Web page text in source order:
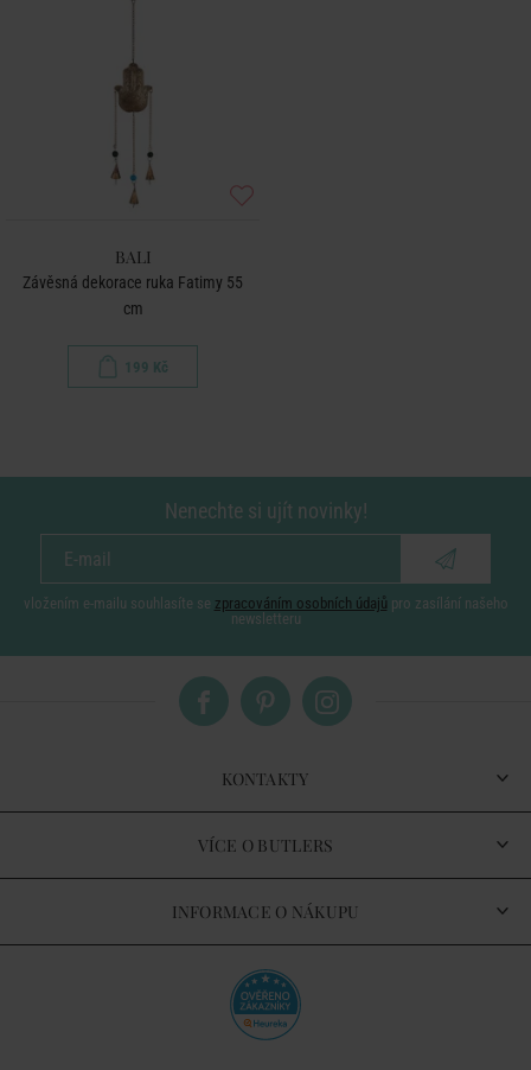
BALI
Závěsná dekorace ruka Fatimy 55
cm
199 Kč
Nenechte si ujít novinky!
vložením e-mailu souhlasíte se zpracováním osobních údajů pro zasílání našeho
newsletteru
KONTAKTY
VÍCE O BUTLERS
INFORMACE O NÁKUPU